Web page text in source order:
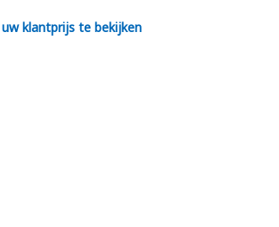
klantprijs te bekijken